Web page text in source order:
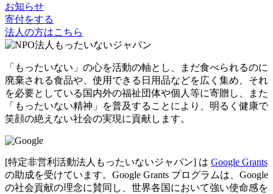
お知らせ
寄付をする
法人の方はこちら
「もったいない」の心を活動の軸とし、まだ食べられるのに
廃棄される食品や、使用できる日用品などを広く集め、それ
を必要としている国内外の福祉団体や個人等に寄贈し、また
「もったいない精神」を普及することにより、明るく健康で
笑顔の絶えない社会の実現に貢献します。
[特定非営利活動法人もったいないジャパン] は Google Grants
の助成を受けています。Google Grants プログラムは、Google
の社会貢献の理念に賛同し、世界各国において強い使命感を